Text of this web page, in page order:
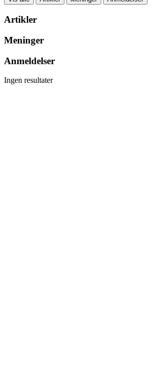
Artikler
Meninger
Anmeldelser
Ingen resultater